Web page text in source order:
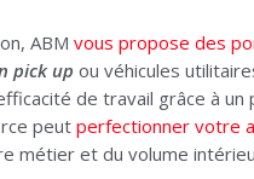
ABM vous propose des
pick up ou véhicules
de travail grâce à
peut perfectionner votre
métier et du volume